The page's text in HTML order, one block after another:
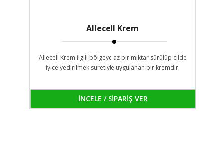
Allecell Krem
Allecell Krem ilgili bölgeye az bir miktar sürülüp cilde
iyice yedirilmek suretiyle uygulanan bir kremdir.
İNCELE / SİPARİŞ VER